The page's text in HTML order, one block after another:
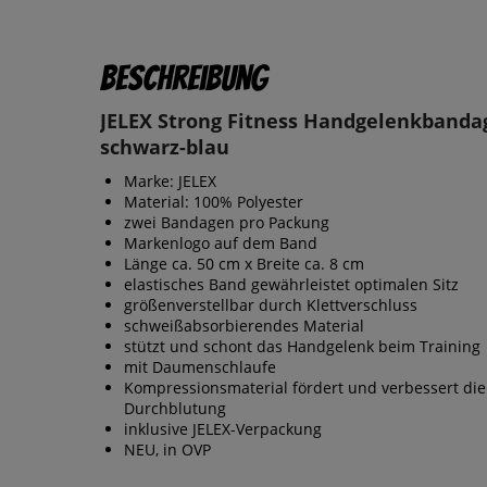
Beschreibung
JELEX Strong Fitness
schwarz-blau
Marke: JELEX
Material: 100% Polyester
zwei Bandagen pro Packung
Markenlogo auf dem Band
Länge ca. 50 cm x Breite ca. 8 cm
elastisches Band gewährleistet optimalen Sitz
größenverstellbar durch Klettverschluss
schweißabsorbierendes Material
stützt und schont das Handgelenk beim Training
mit Daumenschlaufe
Kompressionsmaterial fördert und verbessert die
Durchblutung
inklusive JELEX-Verpackung
NEU, in OVP